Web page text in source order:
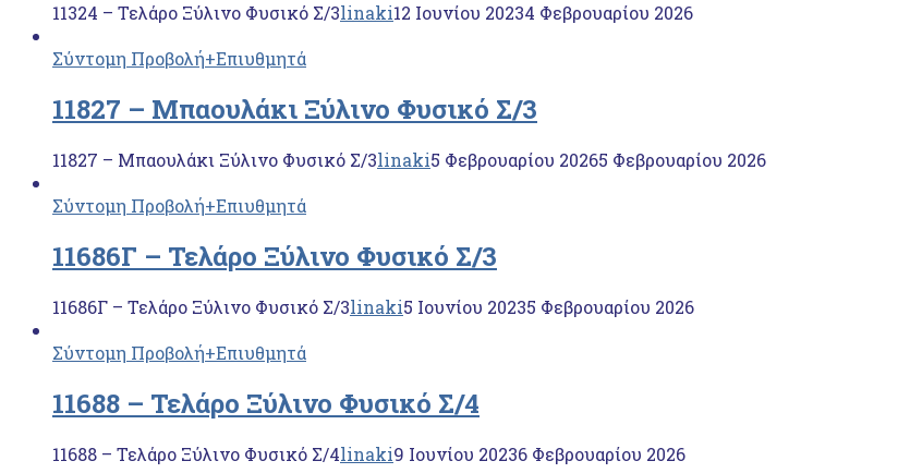
11324 – Τελάρο Ξύλινο Φυσικό Σ/3linaki12 Ιουνίου 20234 Φεβρουαρίου 2026
Σύντομη Προβολή+Επιυθμητά
11827 – Μπαουλάκι Ξύλινο Φυσικό Σ/3
11827 – Μπαουλάκι Ξύλινο Φυσικό Σ/3linaki5 Φεβρουαρίου 20265 Φεβρουαρίου 2026
Σύντομη Προβολή+Επιυθμητά
11686Γ – Τελάρο Ξύλινο Φυσικό Σ/3
11686Γ – Τελάρο Ξύλινο Φυσικό Σ/3linaki5 Ιουνίου 20235 Φεβρουαρίου 2026
Σύντομη Προβολή+Επιυθμητά
11688 – Τελάρο Ξύλινο Φυσικό Σ/4
11688 – Τελάρο Ξύλινο Φυσικό Σ/4linaki9 Ιουνίου 20236 Φεβρουαρίου 2026